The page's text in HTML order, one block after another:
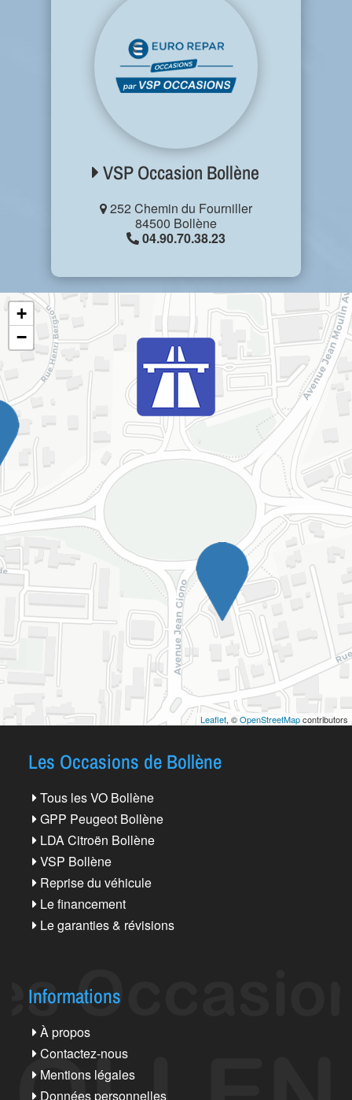
VSP Occasion Bollène
252 Chemin du Fourniller
84500 Bollène
04.90.70.38.23
+
−
Leaflet, ©OpenStreetMapcontributors
Les Occasions de Bollène
Tous les VO Bollène
GPP Peugeot Bollène
LDA Citroën Bollène
VSP Bollène
Reprise du véhicule
Le financement
Le garanties & révisions
Informations
À propos
Contactez-nous
Mentions légales
Données personnelles